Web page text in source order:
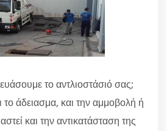
το αντλιοστάσιό σας;
άδειασμα, και την αμμοβολή ή
και την αντικατάσταση της